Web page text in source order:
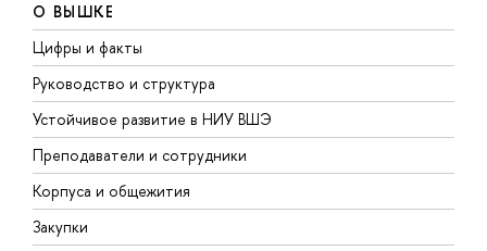
О ВЫШКЕ
Цифры и факты
Руководство и структура
Устойчивое развитие в НИУ ВШЭ
Преподаватели и сотрудники
Корпуса и общежития
Закупки